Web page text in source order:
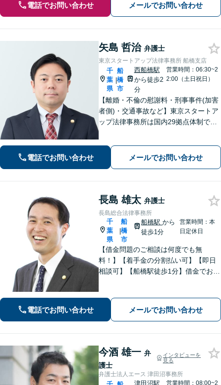
電話でお問い合わせ メールでお問い合わせ
矢島 哲治 弁護士
東京スタートアップ法律事務所 船橋支店
千
葉
県
|
船
橋
市
西船橋駅
から徒歩2
分
営業時間：06:30~2
2:00（土日祝日）
【離婚・不倫の慰謝料・刑事事件(加害
者側)・交通事故など】東京スタートア
ップ法律事務所は国内29拠点体制で全
専門性の高い弁護士が寄り添い解決を
サポートします。
電話でお問い合わせ メールでお問い合わせ
長島 雄太 弁護士
長島総合法律事務所
千
葉
県
|
船
橋
市
船橋駅から
徒歩1分
営業時間：本
日定休日
【借金問題のご相談は何度でも無
料！】【着手金の分割払い可】【即日
相談可】【船橋駅徒歩1分】借金でお悩
電話でお問い合わせ メールでお問い合わせ
今酒 雄一 弁
護士
インタビューを
見る
弁護士法人エース 津田沼事務所
津田沼駅
営業時間：08:00~2